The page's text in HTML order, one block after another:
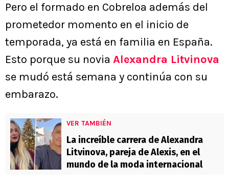
Pero el formado en Cobreloa además del
prometedor momento en el inicio de
temporada, ya está en familia en España.
Esto porque su novia Alexandra Litvinova
se mudó está semana y continúa con su
embarazo.
VER TAMBIÉN
La increíble carrera de Alexandra
Litvinova, pareja de Alexis, en el
mundo de la moda internacional